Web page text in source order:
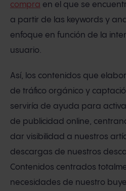
compra en el que se
a partir de las keywords y
enfoque en función de la
usuario.
Así, los contenidos que
de tráfico orgánico y
serviría de ayuda para
de publicidad online,
dar visibilidad a nuestros
descargas de nuestros
Contenidos centrados
necesidades de nuestro